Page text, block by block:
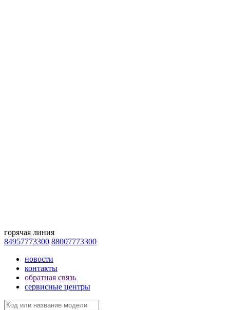
горячая линия
84957773300 88007773300
новости
контакты
обратная связь
сервисные центры